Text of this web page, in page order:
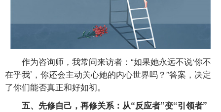
作为咨询师，我常问来访者：“如果她永远不说‘你不
在乎我’，你还会主动关心她的内心世界吗？”答案，决定
了你们能否真正和好如初。
五、先修自己，再修关系：从“反应者”变“引领者”